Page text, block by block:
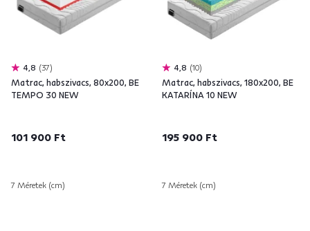
4,8 37
Matrac, habszivacs, 80x200, BE
TEMPO 30 NEW
101 900 Ft
7 Méretek (cm)
4,8 10
Matrac, habszivacs, 180x200, BE
KATARÍNA 10 NEW
195 900 Ft
7 Méretek (cm)